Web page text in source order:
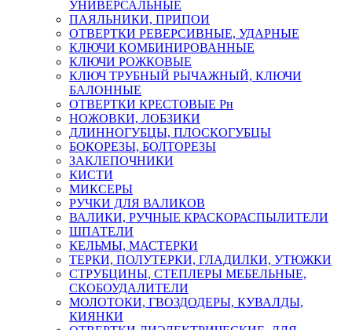
УНИВЕРСАЛЬНЫЕ
ПАЯЛЬНИКИ, ПРИПОИ
ОТВЕРТКИ РЕВЕРСИВНЫЕ, УДАРНЫЕ
КЛЮЧИ КОМБИНИРОВАННЫЕ
КЛЮЧИ РОЖКОВЫЕ
КЛЮЧ ТРУБНЫЙ РЫЧАЖНЫЙ, КЛЮЧИ
БАЛОННЫЕ
ОТВЕРТКИ КРЕСТОВЫЕ Рн
НОЖОВКИ, ЛОБЗИКИ
ДЛИННОГУБЦЫ, ПЛОСКОГУБЦЫ
БОКОРЕЗЫ, БОЛТОРЕЗЫ
ЗАКЛЕПОЧНИКИ
КИСТИ
МИКСЕРЫ
РУЧКИ ДЛЯ ВАЛИКОВ
ВАЛИКИ, РУЧНЫЕ КРАСКОРАСПЫЛИТЕЛИ
ШПАТЕЛИ
КЕЛЬМЫ, МАСТЕРКИ
ТЕРКИ, ПОЛУТЕРКИ, ГЛАДИЛКИ, УТЮЖКИ
СТРУБЦИНЫ, СТЕПЛЕРЫ МЕБЕЛЬНЫЕ,
СКОБОУДАЛИТЕЛИ
МОЛОТОКИ, ГВОЗДОДЕРЫ, КУВАЛДЫ,
КИЯНКИ